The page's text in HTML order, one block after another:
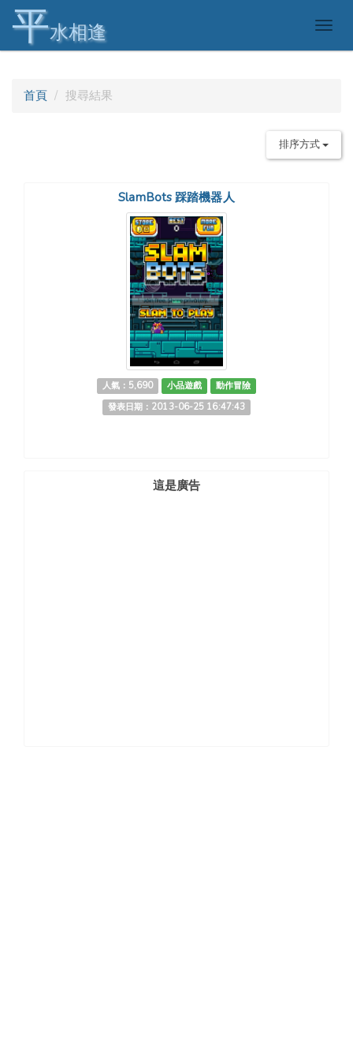
平水相逢
首頁 搜尋結果
排序方式
SlamBots 踩踏機器人
人氣：5,690 小品遊戲
動作冒險
發表日期：2013-06-25 16:47:43
這是廣告